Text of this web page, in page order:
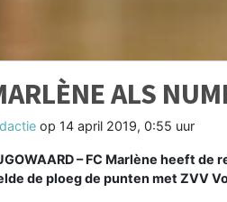
ALS
op 14 april 2019, 0:55 uur
– FC Marlène heeft
de ploeg de punten met ZVV